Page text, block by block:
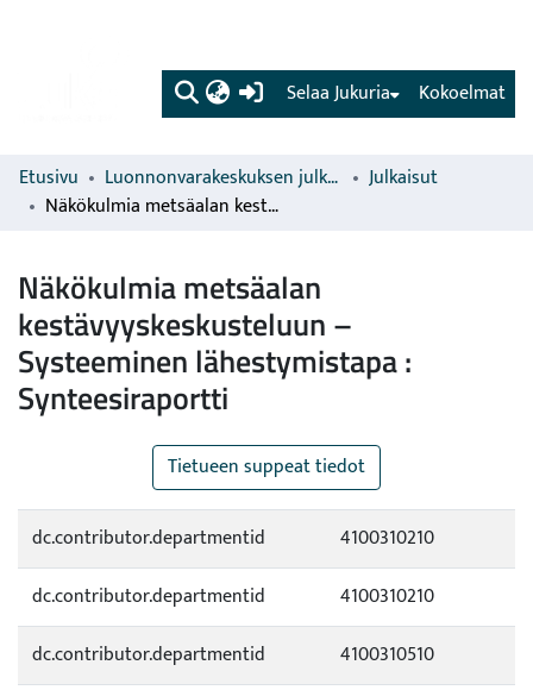
(current) Kokoelmat
Selaa Jukuria
Etusivu Luonnonvarakeskuksen julkaisut
Julkaisut
Näkökulmia metsäalan kestävyyskeskusteluun – Systeeminen lähestymistapa : Synteesiraportti
Näkökulmia metsäalan
kestävyyskeskusteluun –
Systeeminen lähestymistapa :
Synteesiraportti
Tietueen suppeat tiedot
dc.contributor.departmentid
4100310210
dc.contributor.departmentid
4100310210
dc.contributor.departmentid
4100310510